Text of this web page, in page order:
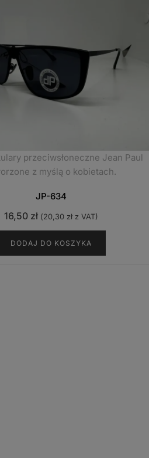
przeciwsłoneczne Jean Paul
z myślą o kobietach.
JP-634
16,50 zł (20,30 złz VAT)
DODAJ DO KOSZYKA